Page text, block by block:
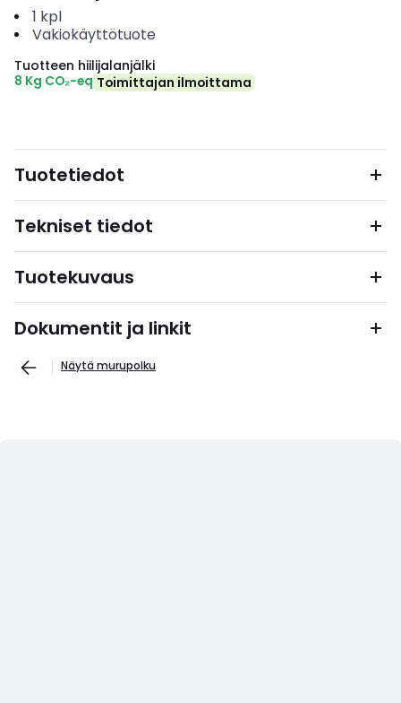
1 kpl
Vakiokäyttötuote
Tuotteen hiilijalanjälki
8 Kg CO₂-eq Toimittajan ilmoittama
Tuotetiedot
Tekniset tiedot
Tuotekuvaus
Dokumentit ja linkit
Näytä murupolku